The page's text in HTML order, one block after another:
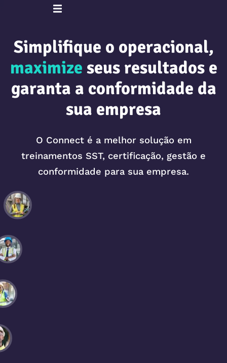
Simplifique o operacional,
maximize seus resultados e
garanta a conformidade da
sua empresa
O Connect é a melhor solução em
treinamentos SST, certificação, gestão e
conformidade para sua empresa.